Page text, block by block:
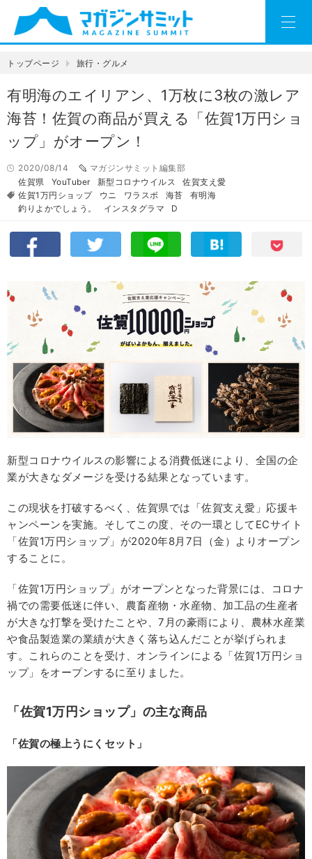
トップページ 旅行・グルメ
有明海のエイリアン、1万枚に3枚の激レア
海苔！佐賀の商品が買える「佐賀1万円ショ
ップ」がオープン！
2020/08/14
マガジンサミット編集部
佐賀県
YouTuber 新型コロナウイルス
佐賀支え愛
佐賀1万円ショップ
ウニ ワラスボ 海苔
有明海
釣りよかでしょう。
インスタグラマ D
新型コロナウイルスの影響による消費低迷により、全国の企
業が大きなダメージを受ける結果となっています。
この現状を打破するべく、佐賀県では「佐賀支え愛」応援キ
ャンペーンを実施。そしてこの度、その一環としてECサイト
「佐賀1万円ショップ」が2020年8月7日（金）よりオープン
することに。
「佐賀1万円ショップ」がオープンとなった背景には、コロナ
禍での需要低迷に伴い、農畜産物・水産物、加工品の生産者
が大きな打撃を受けたことや、7月の豪雨により、農林水産業
や食品製造業の業績が大きく落ち込んだことが挙げられま
す。これらのことを受け、オンラインによる「佐賀1万円ショ
ップ」をオープンするに至りました。
「佐賀1万円ショップ」の主な商品
「佐賀の極上うにくセット」